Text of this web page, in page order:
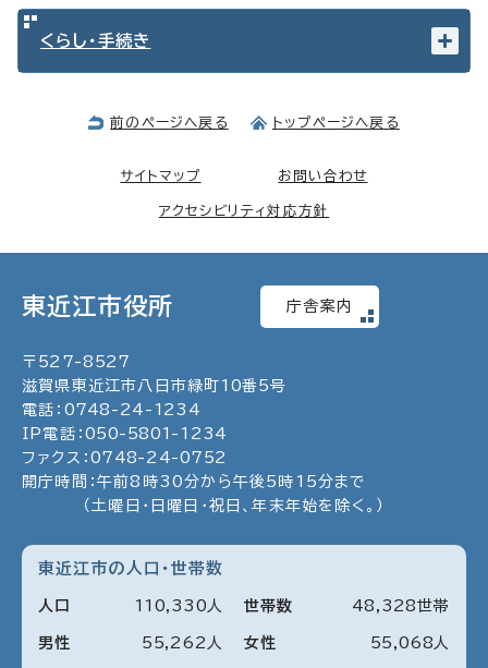
くらし・手続き
前のページへ戻る トップページへ戻る
サイトマップ お問い合わせ
アクセシビリティ対応方針
東近江市役所 庁舎案内
〒 527-8527
滋賀県東近江市八日市緑町10番5号
電話： 0748 - 24 - 1234
IP電話： 050- 5801 - 1234
ファクス： 0748- 24-0752
開庁時間：午前8時30分から午後5時15分まで
（土曜日・日曜日・祝日、年末年始を除く。）
東近江市の人口・世帯数
人口 110 330 人
男性 55 262 人 女性 55 068 人
世帯数 48 328世帯